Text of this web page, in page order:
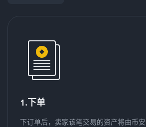
1.下单
下订单后，卖家该笔交易的资产将由币安